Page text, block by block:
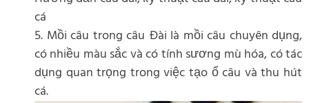
cá
5. Mồi câu trong câu Đài là mồi câu chuyên dụng,
có nhiều màu sắc và có tính sương mù hóa, có tác
dụng quan trọng trong việc tạo ổ câu và thu hút
cá.